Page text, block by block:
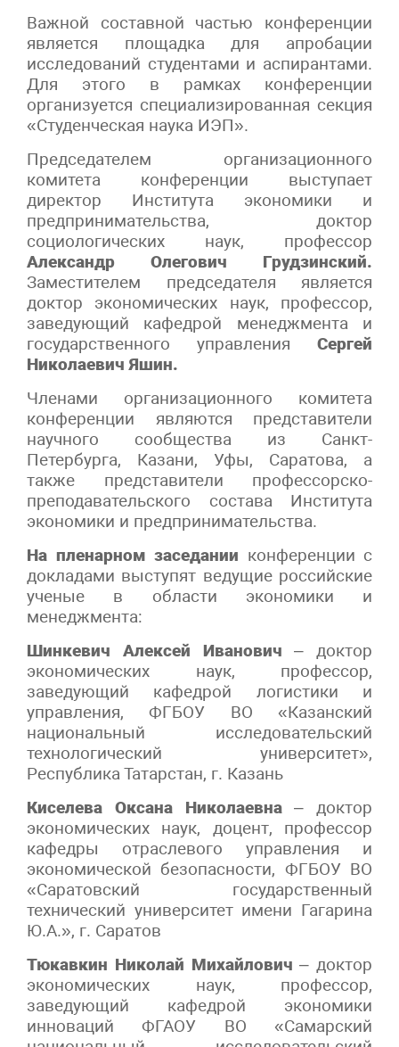
Важной составной частью конференции
является площадка для апробации
исследований студентами и аспирантами.
Для этого в рамках конференции
организуется специализированная секция
«Студенческая наука ИЭП».
Председателем организационного
комитета конференции выступает
директор Института экономики и
предпринимательства, доктор
социологических наук, профессор
Александр Олегович Грудзинский.
Заместителем председателя является
доктор экономических наук, профессор,
заведующий кафедрой менеджмента и
государственного управления Сергей
Николаевич Яшин.
Членами организационного комитета
конференции являются представители
научного сообщества из Санкт-
Петербурга, Казани, Уфы, Саратова, а
также представители профессорско-
преподавательского состава Института
экономики и предпринимательства.
На пленарном заседании конференции с
докладами выступят ведущие российские
ученые в области экономики и
менеджмента:
Шинкевич Алексей Иванович– доктор
экономических наук, профессор,
заведующий кафедрой логистики и
управления, ФГБОУ ВО «Казанский
национальный исследовательский
технологический университет»,
Республика Татарстан, г. Казань
Киселева Оксана Николаевна – доктор
экономических наук, доцент, профессор
кафедры
отраслевого управления
и
экономической безопасности, ФГБОУ ВО
«Саратовский государственный
технический университет имени Гагарина
Ю.А.», г. Саратов
Тюкавкин Николай Михайлович – доктор
экономических
наук,
профессор,
заведующий
кафедрой
экономики
инноваций
ФГАОУ ВО «Самарский